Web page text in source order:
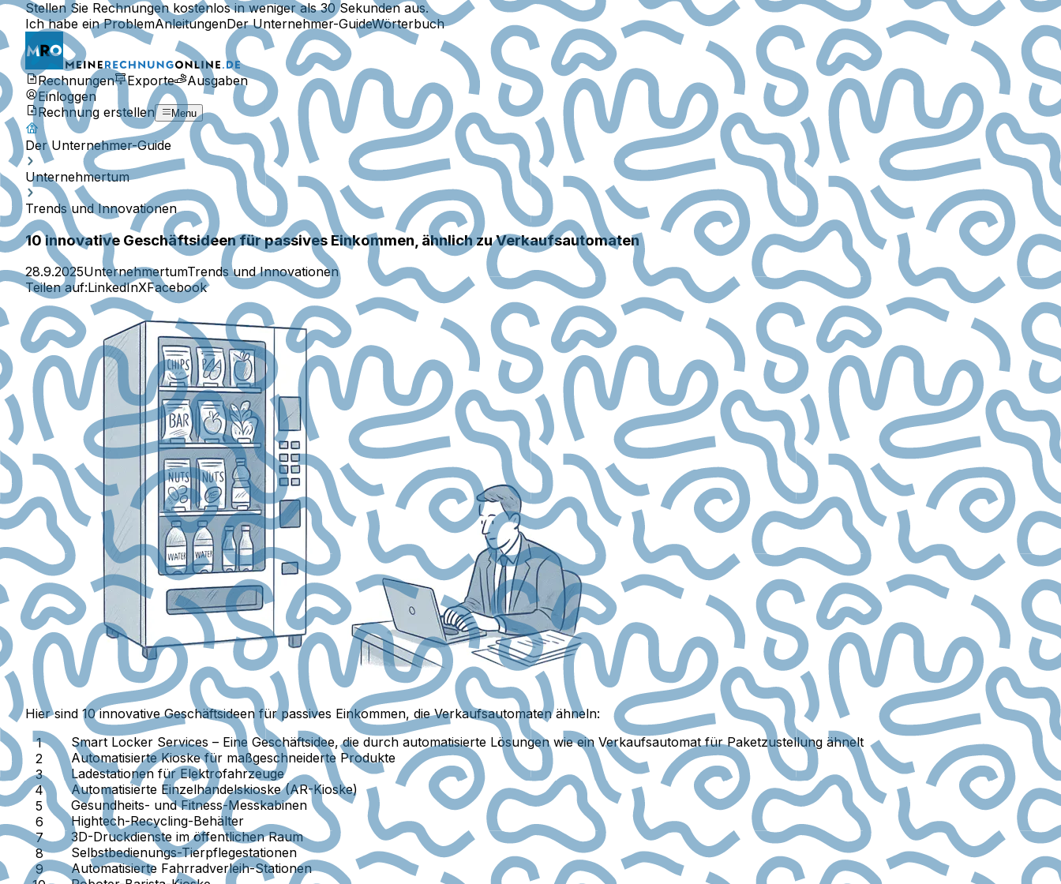
Stellen Sie Rechnungen kostenlos in weniger als 30 Sekunden aus.
Ich habe ein ProblemAnleitungenDer Unternehmer-GuideWörterbuch
Rechnungen Exporte
Ausgaben
Einloggen
Rechnung erstellen
Menu
Der Unternehmer-Guide
Unternehmertum
Trends und Innovationen
10 innovative Geschäftsideen für passives Einkommen, ähnlich zu Verkaufsautomaten
28.9.2025UnternehmertumTrends und Innovationen
Teilen auf:LinkedInXFacebook
Hier sind 10 innovative Geschäftsideen für passives Einkommen, die Verkaufsautomaten ähneln:
Smart Locker Services – Eine Geschäftsidee, die durch automatisierte Lösungen wie ein Verkaufsautomat für Paketzustellung ähnelt
Automatisierte Kioske für maßgeschneiderte Produkte
Ladestationen für Elektrofahrzeuge
Automatisierte Einzelhandelskioske (AR-Kioske)
Gesundheits- und Fitness-Messkabinen
Hightech-Recycling-Behälter
3D-Druckdienste im öffentlichen Raum
Selbstbedienungs-Tierpflegestationen
Automatisierte Fahrradverleih-Stationen